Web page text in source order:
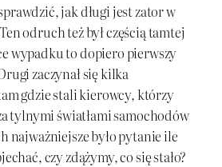
jak długi jest zator w
odruch też był częścią tamtej
wypadku to dopiero pierwszy
zaczynał się kilka
gdzie stali kierowcy, którzy
tylnymi światłami samochodów
najważniejsze było pytanie ile
czy zdążymy, co się stało?